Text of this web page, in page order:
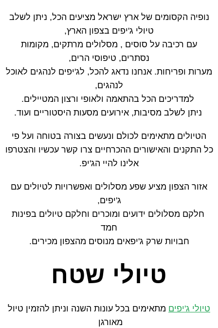
נופיה הקסומים של ארץ ישראל מציעים הכל, ניתן לשלב
טיולי ג'יפים בצפון הארץ,
עם רכיבה על סוסים , מסלולים מרתקים, מקומות
נסתרים, טיפוסי הרים,
מערות ופריחות. אנחנו נדאג להכל, לג'יפים לנהגים לאוכל
לנהגים,
למדריכים הכל בהתאמה ולאופי ורצון המטיילים.
ניתן לשלב מסיבות, אירועים מסעות היסטוריים ועוד.
הטיולים מתאימים לכולם ונעשים בצורה בטוחה ועל פי
כל התקנים והאישורים ההכרחיים צרו קשר עכשיו והצטרפו
אלינו להיי הג'יפ.
אזור הצפון מציע שפע מסלולים ואפשרויות לטיולים עם
ג'יפים,
חלקם מסלולים ידועים ומוכרים וחלקם טיולים בפינות
חמד
חבויות שרק ג'יפאים מנוסים מהצפון מכירים.
טיולי שטח
טיולי ג'יפיםמתאימים בכל עונות השנה וניתן להזמין טיול
מאורגן